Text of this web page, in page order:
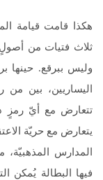
ثلاث فتيات من
وليس ببرقع. حينها
اليساريين، بين
تتعارض مع أيّ رمزٍ
يتعارض مع حريّة
المدارس
فيها البطالة يُمكن